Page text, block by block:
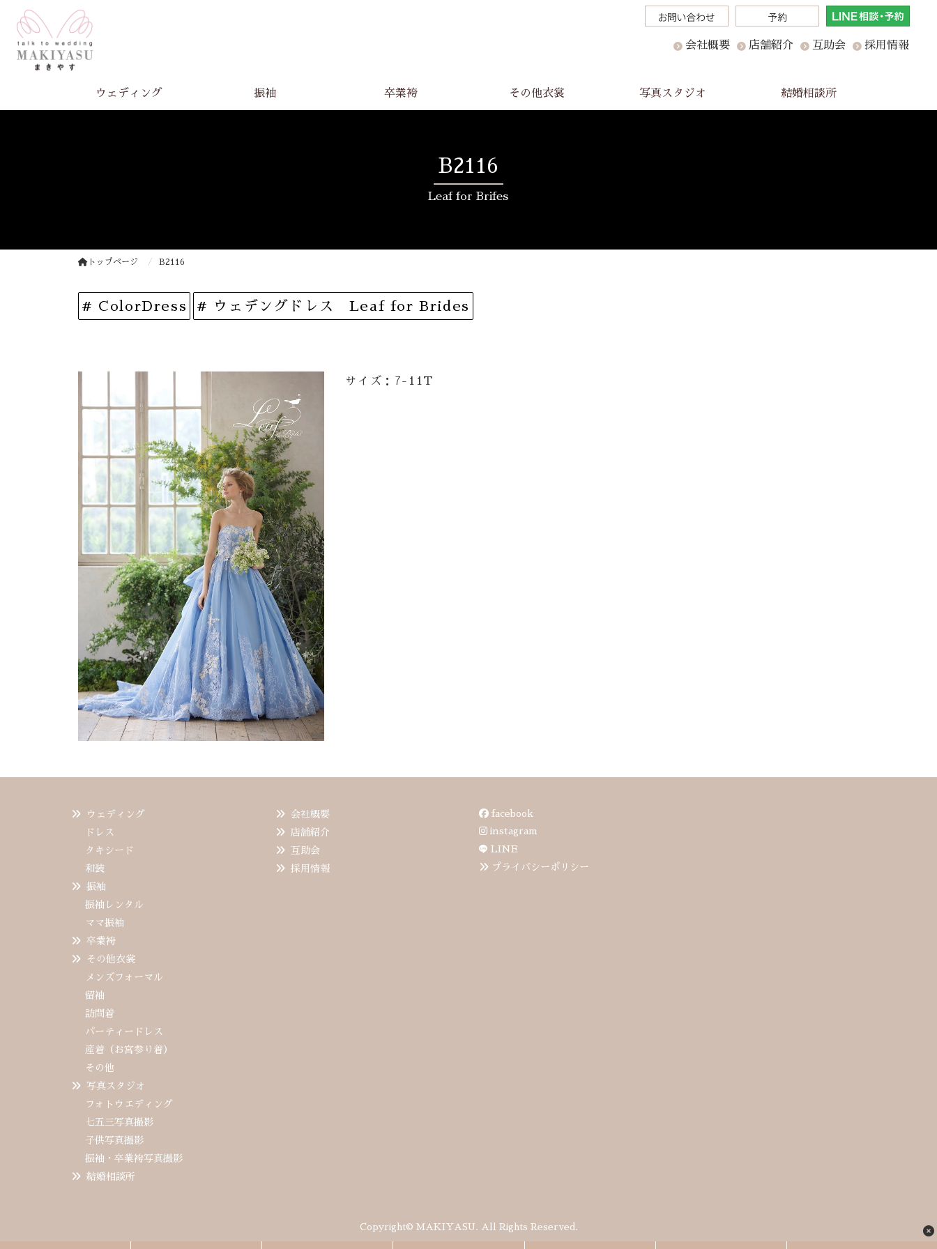
会社概要 店舗紹介 互助会 採用情報
ウェディング 振袖 卒業袴 その他衣裳 写真スタジオ 結婚相談所
B2116
Leaf for Brifes
トップページ B2116
# ColorDress # ウェデングドレス Leaf for Brides
サイズ：7-11T
ウェディング
ドレス
タキシード
和装
振袖
振袖レンタル
ママ振袖
卒業袴
その他衣裳
メンズフォーマル
留袖
訪問着
パーティードレス
産着（お宮参り着）
その他
写真スタジオ
フォトウエディング
七五三写真撮影
子供写真撮影
振袖・卒業袴写真撮影
結婚相談所
会社概要
店舗紹介
互助会
採用情報
facebook
instagram
LINE
プライバシーポリシー
Copyright© MAKIYASU. All Rights Reserved.